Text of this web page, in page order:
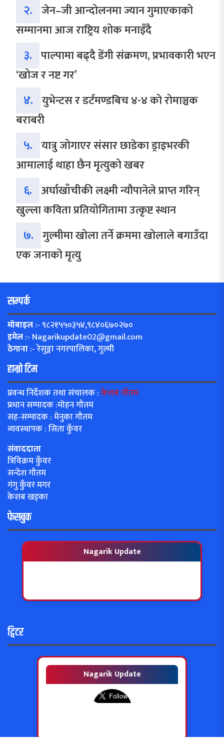
२. जेन–जी आन्दोलनमा ज्यान गुमाएकाको
सम्मानमा आज राष्ट्रिय शोक मनाइँदै
३. पाल्पामा बढ्दै डेंगी संक्रमण, प्रभावकारी भएन
‘खोज र नष्ट गर’
४. युभेन्टस र डर्टमण्डबिच ४-४ को रोमाञ्चक
बराबरी
५. यात्रु जोगाएर संसार छाडेका ड्राइभरकी
आमालाई थाहा छैन मृत्युको खबर
६. अर्घाखाँचीकी लक्ष्मी न्यौपानेले प्राप्त गरिन्
खुल्ला कविता प्रतियोगितामा उत्कृष्ट स्थान
७. गुल्मीमा खोला तर्ने क्रममा खोलाले बगाउँदा
एक जनाको मृत्यु
सम्पर्क
मोबाइल:- ९८२१५५०३५४,९८४०६७०२७०
इमेल:- Nagarikupdate02@gmail.com
ठेगाना:- रेसुङ्गा नगरपालिका, गुल्मी
हाम्रो टिम
प्रवन्ध निर्देशक तथा संचालक :केशब गौतम
प्रधान सम्पादक :मोहन गौतम
सह-सम्पादक : मेनुका गौतम
व्यवस्थापक : सिता कुँवर
संवाददाता
त्रिविक्रम कुँवर
सन्देश गौतम
गंगु कुँवर मगर
केशब खड्का
फेसबुक
Nagarik Update
ट्विटर
Nagarik Update